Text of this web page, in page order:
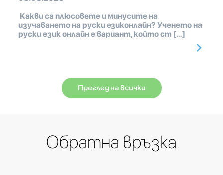
Какви са плюсовете и минусите на
изучаването на руски езиконлайн? Ученето на
руски език онлайн е вариант, който ст […]
Преглед на всички
Обратна връзка